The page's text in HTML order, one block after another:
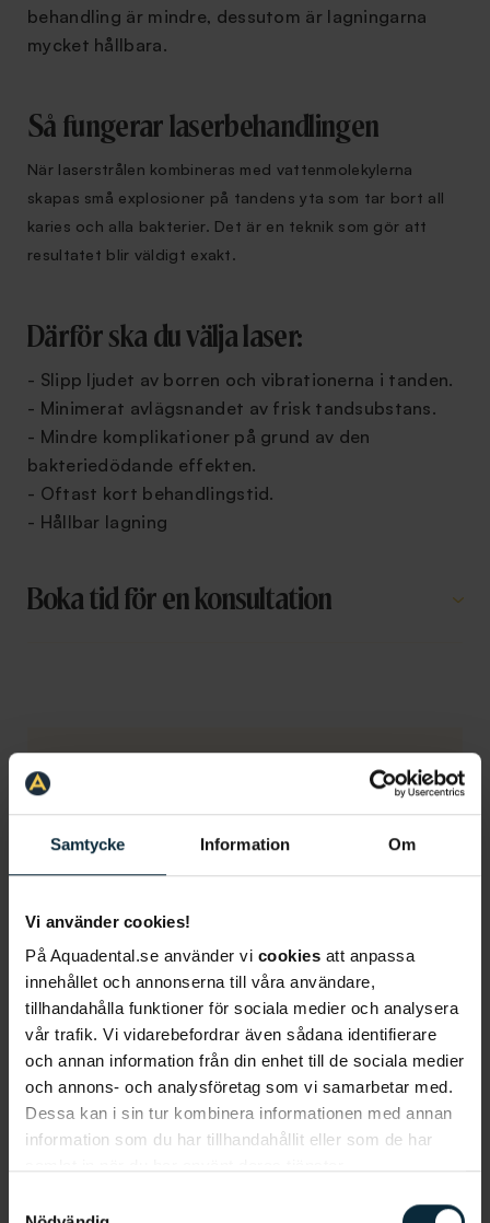
Samtycke Information Om
Vi använder cookies!
På Aquadental.se använder vi cookies att anpassa
innehållet och annonserna till våra användare,
tillhandahålla funktioner för sociala medier och analysera
vår trafik. Vi vidarebefordrar även sådana identifierare
och annan information från din enhet till de sociala medier
och annons- och analysföretag som vi samarbetar med.
Dessa kan i sin tur kombinera informationen med annan
information som du har tillhandahållit eller som de har
behandling är mindre, dessutom är lagningarna
mycket hållbara.
Så fungerar laserbehandlingen
När laserstrålen kombineras med vattenmolekylerna
skapas små explosioner på tandens yta som tar bort all
karies och alla bakterier. Det är en teknik som gör att
resultatet blir väldigt exakt.
Därför ska du välja laser:
- Slipp ljudet av borren och vibrationerna i tanden.
- Minimerat avlägsnandet av frisk tandsubstans.
- Mindre komplikationer på grund av den
bakteriedödande effekten.
- Oftast kort behandlingstid.
- Hållbar lagning
Boka tid för en konsultation
Mer om tandvårdsrädsla
Tandvårdsrädd Lasertandvård
Wand Digital tandvård